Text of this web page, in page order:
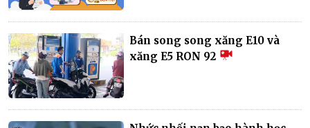
Bán song song xăng E10 và
xăng E5 RON 92